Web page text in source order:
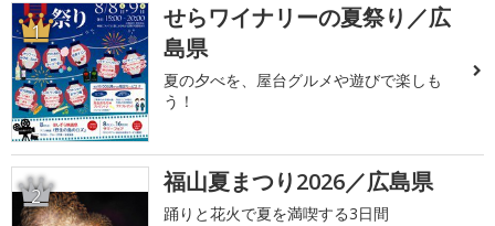
1
せらワイナリーの夏祭り／広
島県
夏の夕べを、屋台グルメや遊びで楽しも
う！
2 福山夏まつり2026／広島県
踊りと花火で夏を満喫する3日間